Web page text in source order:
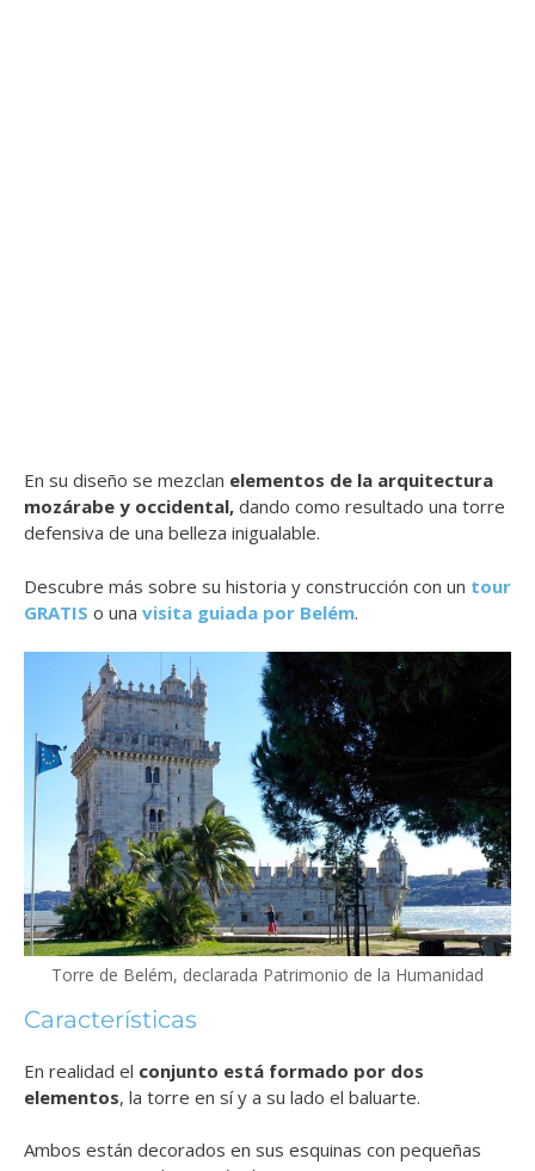
En su diseño se mezclan elementos de la arquitectura
mozárabe y occidental, dando como resultado una torre
defensiva de una belleza inigualable.
Descubre más sobre su historia y construcción con un tour
GRATIS o una visita guiada por Belém.
Torre de Belém, declarada Patrimonio de la Humanidad
Características
En realidad el conjunto está formado por dos
elementos, la torre en sí y a su lado el baluarte.
Ambos están decorados en sus esquinas con pequeñas